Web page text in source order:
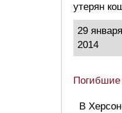
утерян
29 января
2014
В